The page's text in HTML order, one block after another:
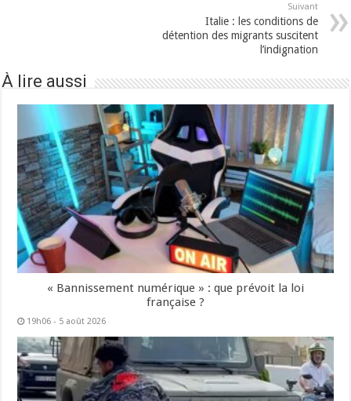
Suivant
Italie : les conditions de
détention des migrants suscitent
l’indignation
À lire aussi
« Bannissement numérique » : que prévoit la loi
française ?
19h06 - 5 août 2026